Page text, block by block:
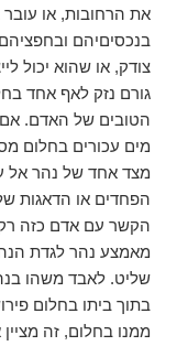
את הרחובות, או
בנכסיםיהם
צודק, או שהוא יכול
גורם נזק לאף אחד
הטובים של האדם. אם
מים עכורים בחלום
מצד אחד של נהר אל
הפחדים או הדאגות
הקשר עם אדם כזה
מאמצע נהר לגדת
שליט. לאבד משהו
בתוך ביתו בחלום
ממנו בחלום, זה